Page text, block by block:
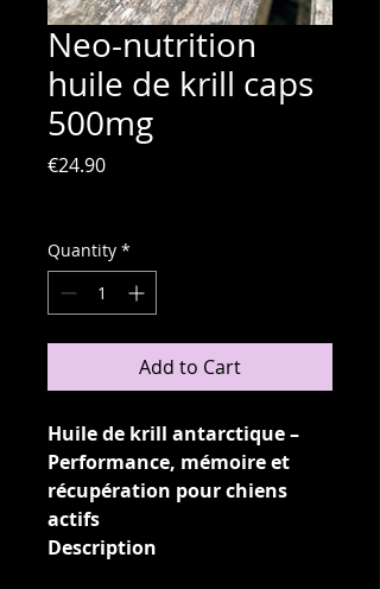
Neo-nutrition
huile de krill caps
500mg
€24.90Price
Quantity *
Add to Cart
Huile de krill antarctique –
Performance, mémoire et
récupération pour chiens
actifs
Description